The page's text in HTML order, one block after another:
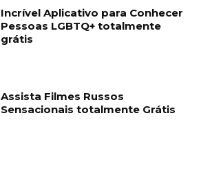
Incrível Aplicativo para Conhecer
Pessoas LGBTQ+ totalmente
grátis
Assista Filmes Russos
Sensacionais totalmente Grátis